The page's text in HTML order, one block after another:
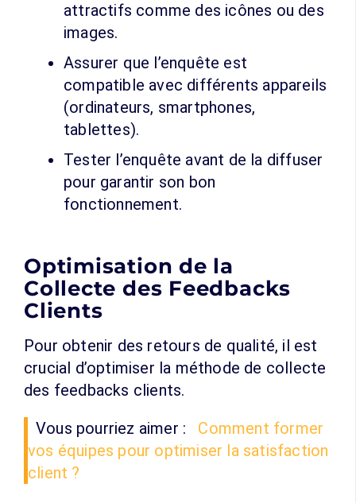
attractifs comme des icônes ou des
images.
Assurer que l’enquête est
compatible avec différents appareils
(ordinateurs, smartphones,
tablettes).
Tester l’enquête avant de la diffuser
pour garantir son bon
fonctionnement.
Optimisation de la
Collecte des Feedbacks
Clients
Pour obtenir des retours de qualité, il est
crucial d’optimiser la méthode de collecte
des feedbacks clients.
Vous pourriez aimer :
Comment former
vos équipes pour optimiser la satisfaction
client ?